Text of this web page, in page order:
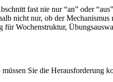
fast nie nur “an” oder
nicht nur, ob der
Wochenstruktur,
Sie die Herausforderung